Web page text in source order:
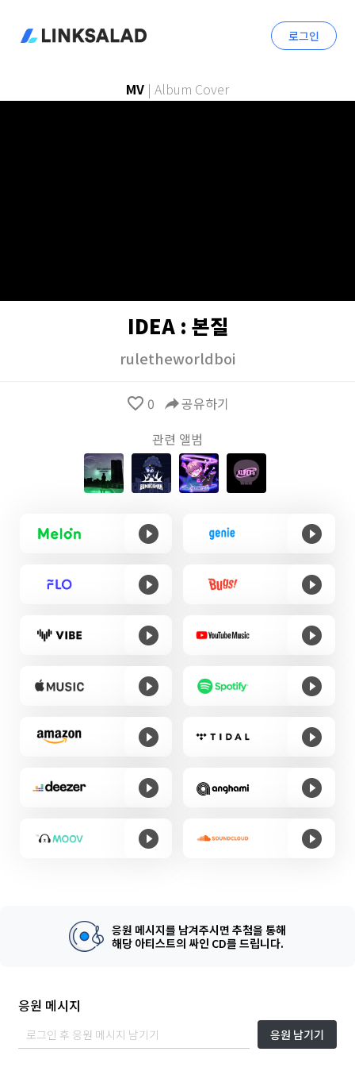
로그인
MV | Album Cover
IDEA : 본질
ruletheworldboi
favorite_border 0 reply공유하기
관련 앨범
응원 메시지를 남겨주시면 추첨을 통해
해당 아티스트의 싸인 CD를 드립니다.
응원 메시지
응원 남기기